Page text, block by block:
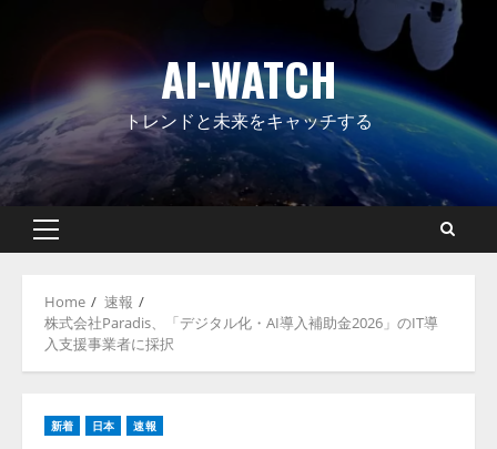
AI-WATCH
トレンドと未来をキャッチする
Primary
Home
速報
株式会社Paradis、「デジタル化・AI導入補助金2026」のIT導
入支援事業者に採択
新着 日本 速報